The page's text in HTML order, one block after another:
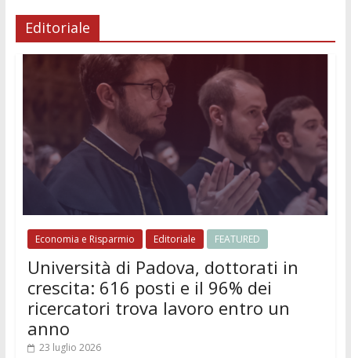
Editoriale
Economia e Risparmio Editoriale FEATURED
Università di Padova, dottorati in
crescita: 616 posti e il 96% dei
ricercatori trova lavoro entro un
anno
23 luglio 2026